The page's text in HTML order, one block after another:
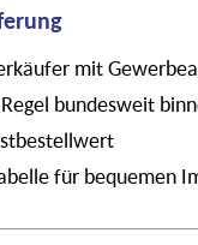
mit
bundesweit
für bequemen